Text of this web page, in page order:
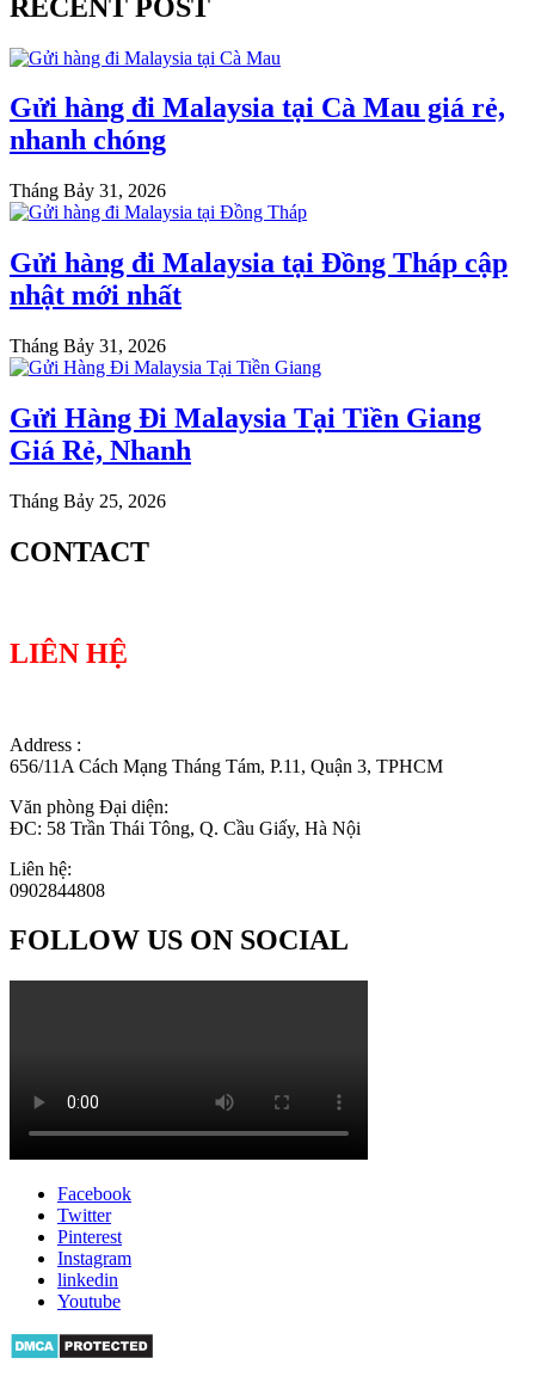
RECENT POST
Gửi hàng đi Malaysia tại Cà Mau giá rẻ,
nhanh chóng
Tháng Bảy 31, 2026
Gửi hàng đi Malaysia tại Đồng Tháp cập
nhật mới nhất
Tháng Bảy 31, 2026
Gửi Hàng Đi Malaysia Tại Tiền Giang
Giá Rẻ, Nhanh
Tháng Bảy 25, 2026
CONTACT
LIÊN HỆ
Address :
656/11A Cách Mạng Tháng Tám, P.11, Quận 3, TPHCM
Văn phòng Đại diện:
ĐC: 58 Trần Thái Tông, Q. Cầu Giấy, Hà Nội
Liên hệ:
0902844808
FOLLOW US ON SOCIAL
Facebook
Twitter
Pinterest
Instagram
linkedin
Youtube